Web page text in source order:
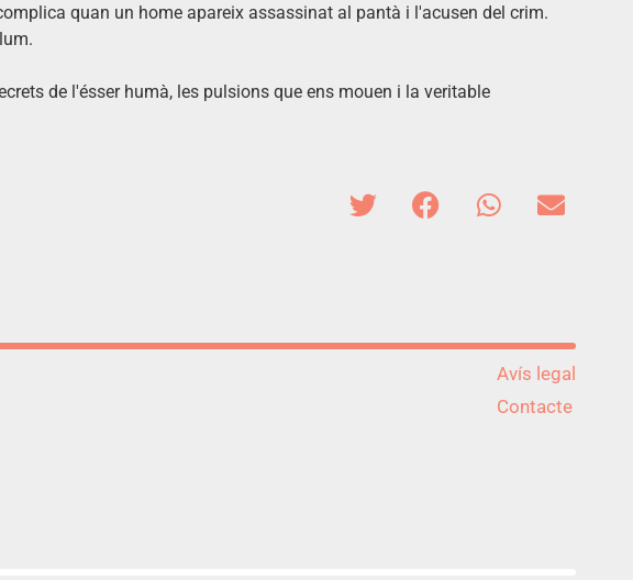
quan un home apareix assassinat al pantà i l'acusen del crim.
de l'ésser humà, les pulsions que ens mouen i la veritable
Avís legal
Contacte